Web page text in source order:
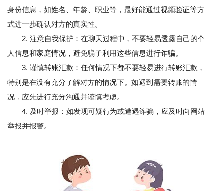
身份信息，如姓名、年龄、职业等，最好能通过视频验证等方
式进一步确认对方的真实性。
2. 注意自我保护：在聊天过程中，不要轻易透露自己的个
人信息和家庭情况，避免骗子利用这些信息进行诈骗。
3. 谨慎转账汇款：任何情况下都不要轻易进行转账汇款，
特别是在没有充分了解对方的情况下。如遇到需要转账的情
况，应先进行充分沟通并谨慎考虑。
4. 及时举报：如发现可疑行为或遭遇诈骗，应及时向网站
举报并报警。